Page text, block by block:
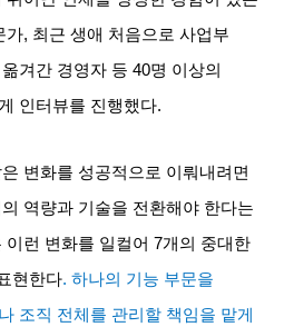
가, 최근 생애 처음으로 사업부
겨간 경영자 등 40명 이상의
인터뷰를 진행했다.
변화를 성공적으로 이뤄내려면
역량과 기술을 전환해야 한다는
이런 변화를 일컬어 7개의 중대한
현한다.하나의 기능 부문을
조직 전체를 관리할 책임을 맡게